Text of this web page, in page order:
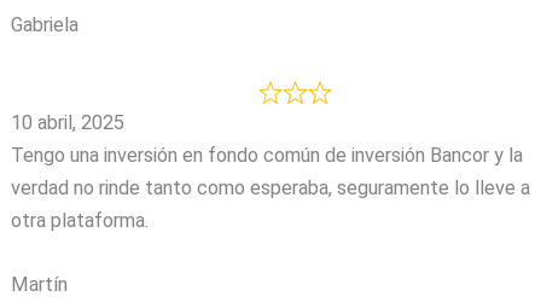
Gabriela
10 abril, 2025
Tengo una inversión en fondo común de inversión Bancor y la
verdad no rinde tanto como esperaba, seguramente lo lleve a
otra plataforma.
Martín